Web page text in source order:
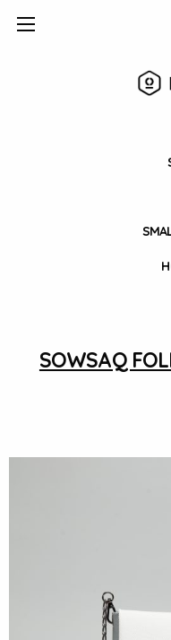
SOWSAQ